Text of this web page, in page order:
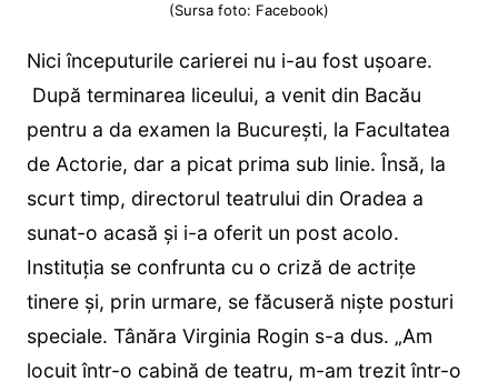
(Sursa foto: Facebook)
Nici începuturile carierei nu i-au fost ușoare.
După terminarea liceului, a venit din Bacău
pentru a da examen la București, la Facultatea
de Actorie, dar a picat prima sub linie. Însă, la
scurt timp, directorul teatrului din Oradea a
sunat-o acasă și i-a oferit un post acolo.
Instituția se confrunta cu o criză de actrițe
tinere și, prin urmare, se făcuseră niște posturi
speciale. Tânăra Virginia Rogin s-a dus. „Am
locuit într-o cabină de teatru, m-am trezit într-o